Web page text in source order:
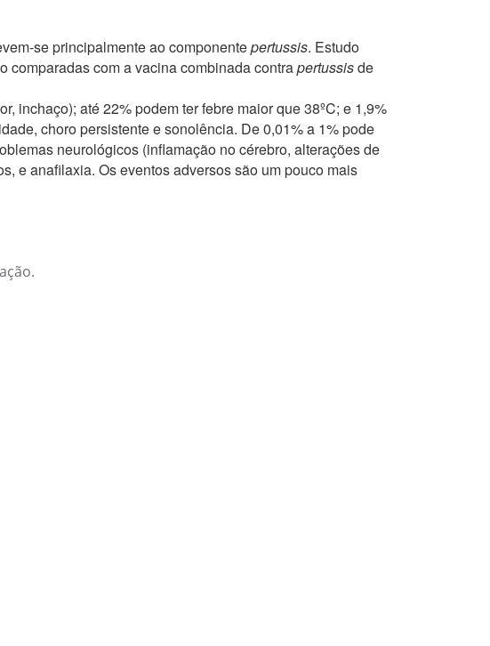
se principalmente ao componentepertussis. Estudo
comparadas com a vacina combinada contrapertussisde
inchaço); até 22% podem ter febre maior que 38ºC; e 1,9%
choro persistente e sonolência. De 0,01% a 1% pode
neurológicos (inflamação no cérebro, alterações de
e anafilaxia. Os eventos adversos são um pouco mais